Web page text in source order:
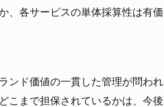
、各サービスの単体採算性は有価
ンド価値の一貫した管理が問われ
こまで担保されているかは、今後